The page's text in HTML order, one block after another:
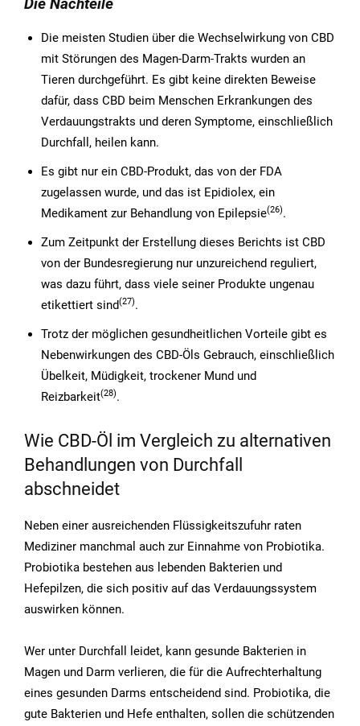
Die meisten Studien über die Wechselwirkung von CBD
mit Störungen des Magen-Darm-Trakts wurden an
Tieren durchgeführt. Es gibt keine direkten Beweise
dafür, dass CBD beim Menschen Erkrankungen des
Verdauungstrakts und deren Symptome, einschließlich
Durchfall, heilen kann.
Es gibt nur ein CBD-Produkt, das von der FDA
zugelassen wurde, und das ist Epidiolex, ein
Medikament zur Behandlung von Epilepsie(26).
Zum Zeitpunkt der Erstellung dieses Berichts ist CBD
von der Bundesregierung nur unzureichend reguliert,
was dazu führt, dass viele seiner Produkte ungenau
etikettiert sind(27).
Trotz der möglichen gesundheitlichen Vorteile gibt es
Nebenwirkungen des CBD-Öls Gebrauch, einschließlich
Übelkeit, Müdigkeit, trockener Mund und
Reizbarkeit(28).
Wie CBD-Öl im Vergleich zu alternativen
Behandlungen von Durchfall
abschneidet
Neben einer ausreichenden Flüssigkeitszufuhr raten
Mediziner manchmal auch zur Einnahme von Probiotika.
Probiotika bestehen aus lebenden Bakterien und
Hefepilzen, die sich positiv auf das Verdauungssystem
auswirken können.
Wer unter Durchfall leidet, kann gesunde Bakterien in
Magen und Darm verlieren, die für die Aufrechterhaltung
eines gesunden Darms entscheidend sind. Probiotika, die
gute Bakterien und Hefe enthalten, sollen die schützenden